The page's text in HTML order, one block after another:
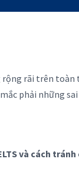
rãi trên
phải những
và cách tránh